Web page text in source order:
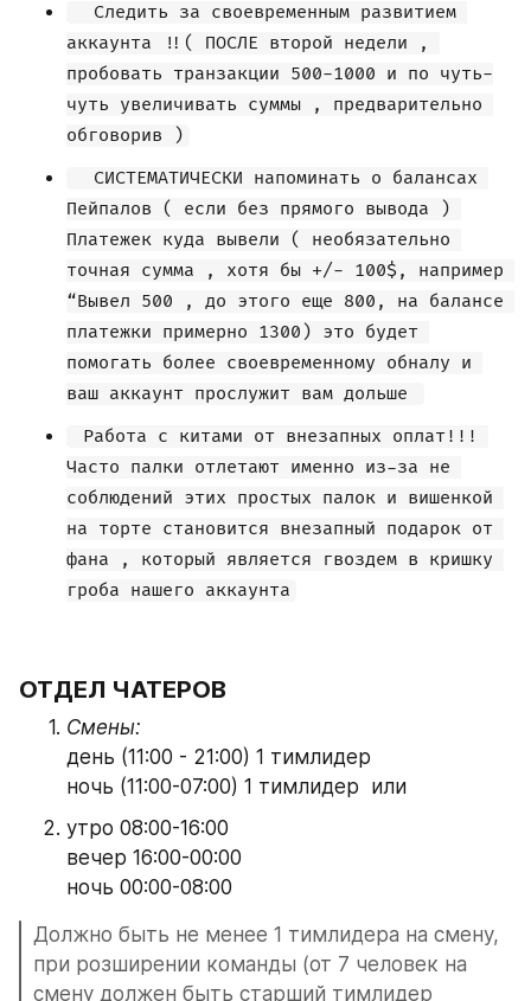
  Следить за своевременным развитием
аккаунта !!( ПОСЛЕ второй недели ,
пробовать транзакции 500-1000 и по чуть-
чуть увеличивать суммы , предварительно
обговорив )
  СИСТЕМАТИЧЕСКИ напоминать о балансах
Пейпалов ( если без прямого вывода )
Платежек куда вывели ( необязательно
точная сумма , хотя бы +/- 100$, например
“Вывел 500 , до этого еще 800, на балансе
платежки примерно 1300) это будет
помогать более своевременному обналу и
ваш аккаунт прослужит вам дольше
Работа с китами от внезапных оплат!!!
Часто палки отлетают именно из-за не
соблюдений этих простых палок и вишенкой
на торте становится внезапный подарок от
фана , который является гвоздем в кришку
гроба нашего аккаунта
ОТДЕЛ ЧАТЕРОВ
Смены:
день (11:00 - 21:00) 1 тимлидер
ночь (11:00-07:00) 1 тимлидер  или
утро 08:00-16:00
вечер 16:00-00:00
ночь 00:00-08:00
Должно быть не менее 1 тимлидера на смену,
при розширении команды (от 7 человек на
смену должен быть старший тимлидер